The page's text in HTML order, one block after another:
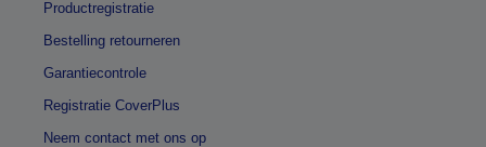
Productregistratie
Bestelling retourneren
Garantiecontrole
Registratie CoverPlus
Neem contact met ons op